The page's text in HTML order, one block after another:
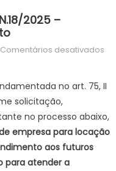
2025 –
Comentários desativados
–
no art. 75, II
solicitação,
no processo abaixo,
empresa para locação
aos futuros
para atender a